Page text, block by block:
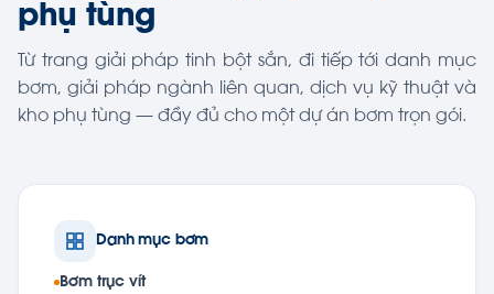
phụ tùng
Từ trang giải pháp tinh bột sắn, đi tiếp tới danh mục
bơm, giải pháp ngành liên quan, dịch vụ kỹ thuật và
kho phụ tùng — đầy đủ cho một dự án bơm trọn gói.
Danh mục bơm
Bơm trục vít